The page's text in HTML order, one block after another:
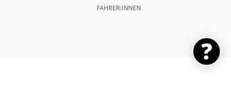
FAHRER:INNEN